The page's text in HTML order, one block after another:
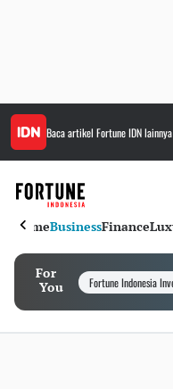
Baca artikel Fortune IDN
HomeBusinessFinance
For
You
Fortune Indonesia